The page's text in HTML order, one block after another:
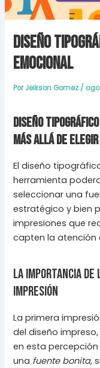
Diseño
Emocional
PorJeikson Gomez /
Diseño
Más Allá de
El diseño
herramienta
seleccionar una
estratégico y bien
impresiones que
capten la atención
La Importancia
Impresión
La primera
del diseño
en esta
una fuente bonita,